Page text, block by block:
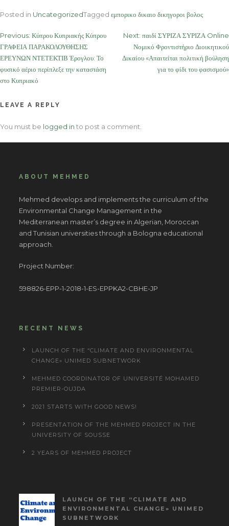
Posted in UncategorizedTagged εμπορικο δικαιο δικηγοροι βολος
Post
navigation
Previous: Κύπρου Κυπριακής Κύπρου
ΓΡΑΦΕΙΑ ΠΑΡΑΚΟΛΟΥΘΗΣΗΣ
ΕΡΕΥΝΩΝ ΝΤΕΤΕΚΤΙΒ Έρογλου: Το
φυσικό αέριο περίπλεξε την καταστάση
στο Κυπριακό
Next: παιδί ΣΥΡΙΖΑ ΣΥΡΙΖΑ Online
Νομικό Φροντιστήριο Διοικητικού
Δικαίου «Απαιτείται πολιτική βούληση
για το φίδι του φασισμού»
LEAVE A REPLY
You must be logged in to post a comment.
ABOUT MEHMED
Mehmed develops and implements the curriculum of the
Environmental Change Management in the
Mediterranean master’s degree in Algerian, Moroccan
and Tunisian universities through a Bologna educational
approach.
Project Number:
598826-EPP-1-2018-1-ES-EPPKA2-CBHE-JP
RECENT NEWS
LAUNCH OF THE “CLIMATE AND ENVIRONMENTAL
CHANGE» UNIMED SUBNETWORK
MEHMED COORDINATOR OF UNIVERSITÉ MOHAMED
PREMIER-OUJDA
2021 STARTS WITH GOOD NEWS!
PRESENTATION OF THE MEHMED PROJECT IN THE
UNIVERSITY OF SOUSSE
2 YEARS OF MEHMED PROJECT
LAUNCH OF THE “CLIMATE AND
ENVIRONMENTAL CHANGE» UNIMED
SUBNETWORK